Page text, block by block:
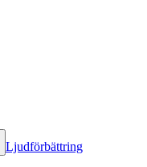
Ljudförbättring